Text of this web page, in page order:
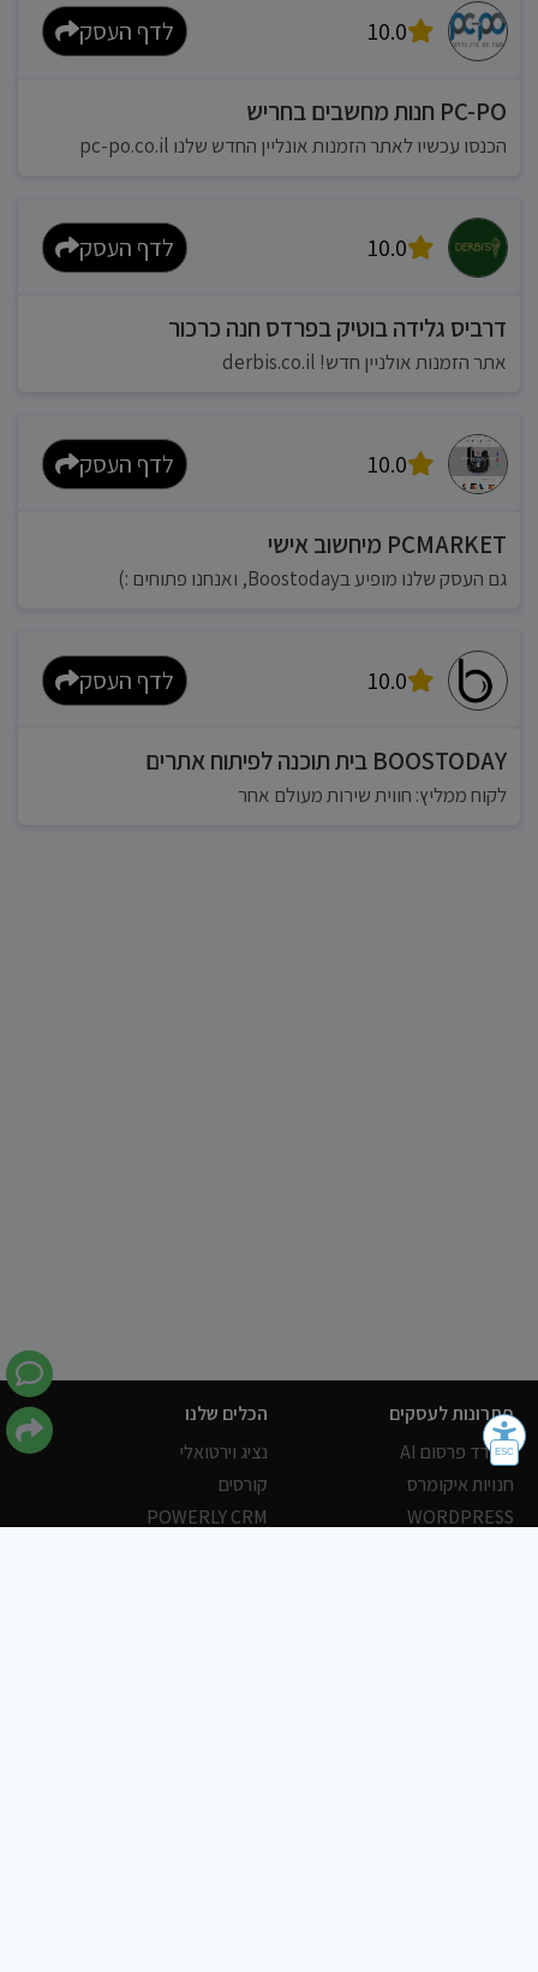
10.0 לדף העסק
PC-PO חנות מחשבים בחריש
הכנסו עכשיו לאתר הזמנות אונליין החדש שלנו pc-po.co.il
10.0 לדף העסק
דרביס גלידה בוטיק בפרדס חנה כרכור
אתר הזמנות אולניין חדש! derbis.co.il
10.0 לדף העסק
PCMARKET מיחשוב אישי
גם העסק שלנו מופיע בBoostoday, ואנחנו פתוחים :)
10.0 לדף העסק
BOOSTODAY בית תוכנה לפיתוח אתרים
לקוח ממליץ: חווית שירות מעולם אחר
פתרונות לעסקים
משרד פרסום AI
חנויות איקומרס
WORDPRESS
הכלים שלנו
נציג וירטואלי
קורסים
POWERLY CRM